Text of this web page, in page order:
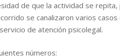
de que la actividad se
se canalizaron varios
de atención psicolegal.
números: